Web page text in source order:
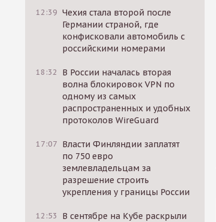
12:39 Чехия стала второй после
Германии страной, где
конфисковали автомобиль с
российскими номерами
18:32
В России началась вторая
волна блокировок VPN по
одному из самых
распространенных и удобных
протоколов WireGuard
17:07 Власти Финляндии заплатят
по 750 евро
землевладельцам за
разрешение строить
укрепления у границы России
12:53
В сентябре на Кубе раскрыли